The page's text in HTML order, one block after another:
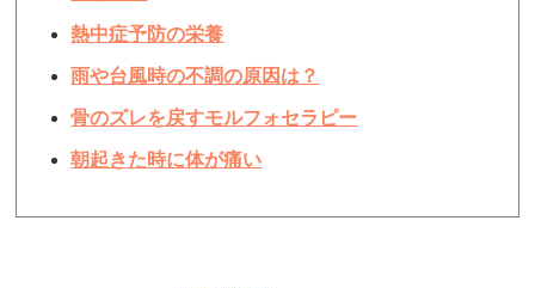
熱中症予防の栄養
雨や台風時の不調の原因は？
骨のズレを戻すモルフォセラピー
朝起きた時に体が痛い